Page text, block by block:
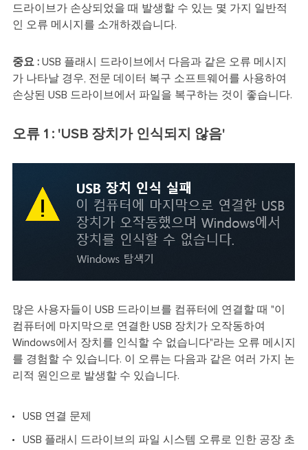
드라이브가 손상되었을 때 발생할 수 있는 몇 가지 일반적
인 오류 메시지를 소개하겠습니다.
중요 : USB 플래시 드라이브에서 다음과 같은 오류 메시지
가 나타날 경우, 전문 데이터 복구 소프트웨어를 사용하여
손상된 USB 드라이브에서 파일을 복구하는 것이 좋습니다.
오류 1 : 'USB 장치가 인식되지 않음'
많은 사용자들이 USB 드라이브를 컴퓨터에 연결할 때 "이
컴퓨터에 마지막으로 연결한 USB 장치가 오작동하여
Windows에서 장치를 인식할 수 없습니다"라는 오류 메시지
를 경험할 수 있습니다. 이 오류는 다음과 같은 여러 가지 논
리적 원인으로 발생할 수 있습니다.
USB 연결 문제
USB 플래시 드라이브의 파일 시스템 오류로 인한 공장 초